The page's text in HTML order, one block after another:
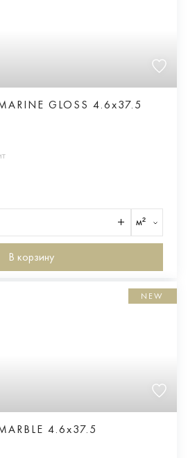
GLOSS 4.6x37.5
м²
В корзину
NEW
4.6x37.5